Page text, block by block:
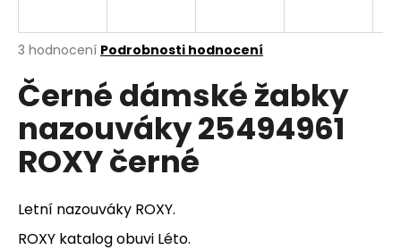
Průměrné
produktu
je
5
hvězdiček.
3 hodnocení Podrobnosti hodnocení
Černé dámské žabky
nazouváky 25494961
ROXY černé
Letní nazouváky ROXY.
ROXY katalog obuvi Léto.
j
t
?
HLEDAT